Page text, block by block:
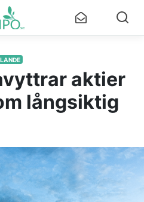
aktier
långsiktig